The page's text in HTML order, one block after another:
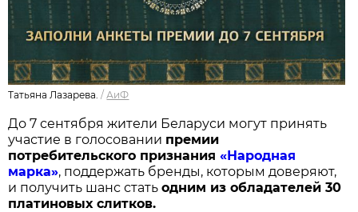
Татьяна Лазарева. / АиФ
До 7 сентября жители Беларуси могут принять
участие в голосовании премии
потребительского признания«Народная
марка», поддержать бренды, которым доверяют,
и получить шанс статьодним из обладателей 30
платиновых слитков.